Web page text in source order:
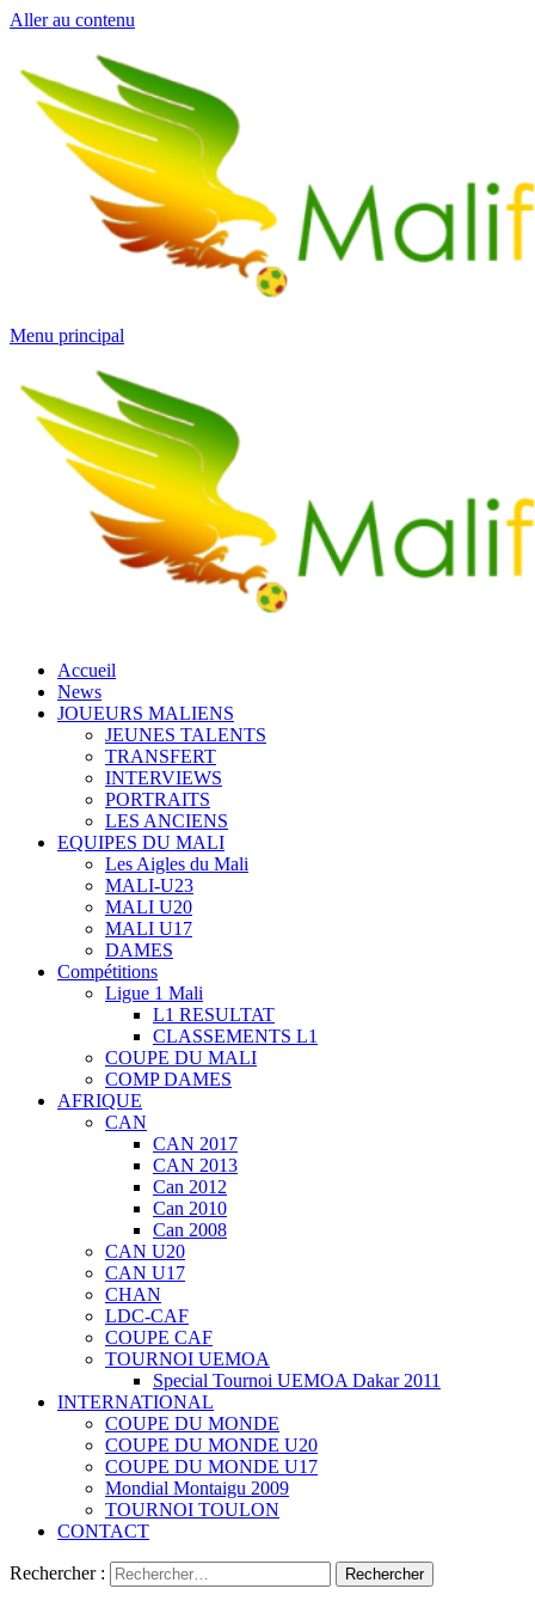
Aller au contenu
Menu principal
Accueil
News
JOUEURS MALIENS
JEUNES TALENTS
TRANSFERT
INTERVIEWS
PORTRAITS
LES ANCIENS
EQUIPES DU MALI
Les Aigles du Mali
MALI-U23
MALI U20
MALI U17
DAMES
Compétitions
Ligue 1 Mali
L1 RESULTAT
CLASSEMENTS L1
COUPE DU MALI
COMP DAMES
AFRIQUE
CAN
CAN 2017
CAN 2013
Can 2012
Can 2010
Can 2008
CAN U20
CAN U17
CHAN
LDC-CAF
COUPE CAF
TOURNOI UEMOA
Special Tournoi UEMOA Dakar 2011
INTERNATIONAL
COUPE DU MONDE
COUPE DU MONDE U20
COUPE DU MONDE U17
Mondial Montaigu 2009
TOURNOI TOULON
CONTACT
Rechercher :